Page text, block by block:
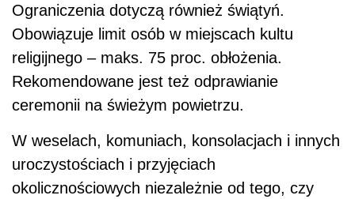
Ograniczenia dotyczą również świątyń.
Obowiązuje limit osób w miejscach kultu
religijnego – maks. 75 proc. obłożenia.
Rekomendowane jest też odprawianie
ceremonii na świeżym powietrzu.
W weselach, komuniach, konsolacjach i innych
uroczystościach i przyjęciach
okolicznościowych niezależnie od tego, czy